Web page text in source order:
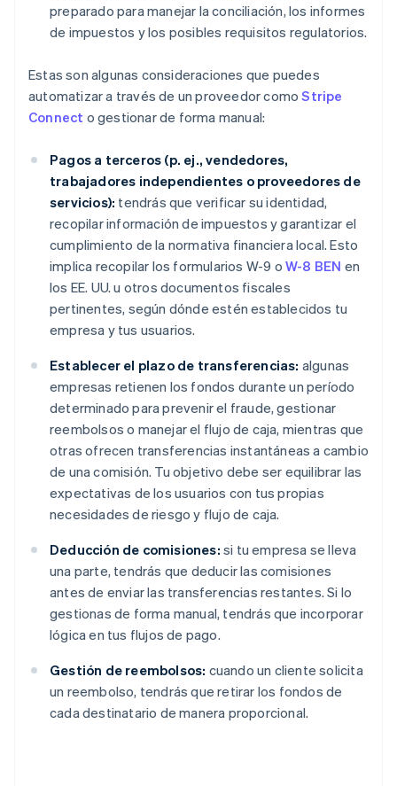
preparado para manejar la conciliación, los informes
de impuestos y los posibles requisitos regulatorios.
Estas son algunas consideraciones que puedes
automatizar a través de un proveedor comoStripe
Connect o gestionar de forma manual:
Pagos a terceros (p. ej., vendedores,
trabajadores independientes o proveedores de
servicios): tendrás que verificar su identidad,
recopilar información de impuestos y garantizar el
cumplimiento de la normativa financiera local. Esto
implica recopilar los formularios W-9 o W-8 BEN en
los EE. UU. u otros documentos fiscales
pertinentes, según dónde estén establecidos tu
empresa y tus usuarios.
Establecer el plazo de transferencias: algunas
empresas retienen los fondos durante un período
determinado para prevenir el fraude, gestionar
reembolsos o manejar el flujo de caja, mientras que
otras ofrecen transferencias instantáneas a cambio
de una comisión. Tu objetivo debe ser equilibrar las
expectativas de los usuarios con tus propias
necesidades de riesgo y flujo de caja.
Deducción de comisiones: si tu empresa se lleva
una parte, tendrás que deducir las comisiones
antes de enviar las transferencias restantes. Si lo
gestionas de forma manual, tendrás que incorporar
lógica en tus flujos de pago.
Gestión de reembolsos: cuando un cliente solicita
un reembolso, tendrás que retirar los fondos de
cada destinatario de manera proporcional.